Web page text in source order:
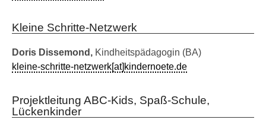
Kleine Schritte-Netzwerk
Doris Dissemond, Kindheitspädagogin (BA)
kleine-schritte-netzwerk[at]kindernoete.de
Projektleitung ABC-Kids, Spaß-Schule,
Lückenkinder